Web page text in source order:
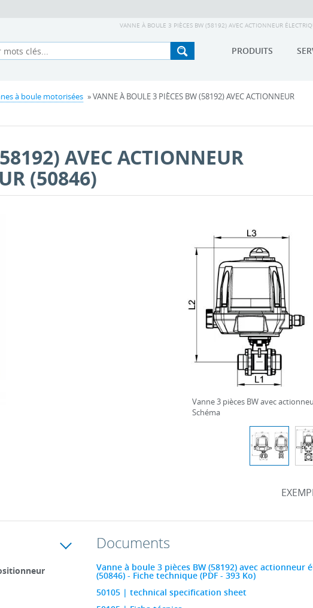
VANNE À BOULE 3 PIÈCES BW (58192) AVEC ACTIONNEUR
PRODUITS
à boule motorisées » VANNE À BOULE 3 PIÈCES BW (58192) AVEC ACTIONNEUR
AVEC ACTIONNEUR
(50846)
Vanne 3 pièces BW avec
Schéma
Documents
Vanne à boule 3 pièces BW (58192) avec
(50846) - Fiche technique (PDF - 393 Ko)
50105 | technical specification sheet